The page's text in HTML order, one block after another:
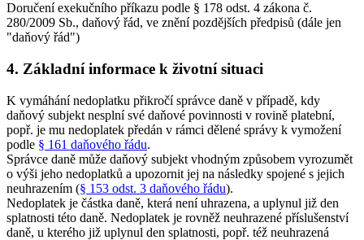
Doručení exekučního příkazu podle § 178 odst. 4 zákona č.
280/2009 Sb., daňový řád, ve znění pozdějších předpisů (dále jen
"daňový řád")
4. Základní informace k životní situaci
K vymáhání nedoplatku přikročí správce daně v případě, kdy
daňový subjekt nesplní své daňové povinnosti v rovině platební,
popř. je mu nedoplatek předán v rámci dělené správy k vymožení
podle § 161 daňového řádu.
Správce daně může daňový subjekt vhodným způsobem vyrozumět
o výši jeho nedoplatků a upozornit jej na následky spojené s jejich
neuhrazením (§ 153 odst. 3 daňového řádu).
Nedoplatek je částka daně, která není uhrazena, a uplynul již den
splatnosti této daně. Nedoplatek je rovněž neuhrazené příslušenství
daně, u kterého již uplynul den splatnosti, popř. též neuhrazená